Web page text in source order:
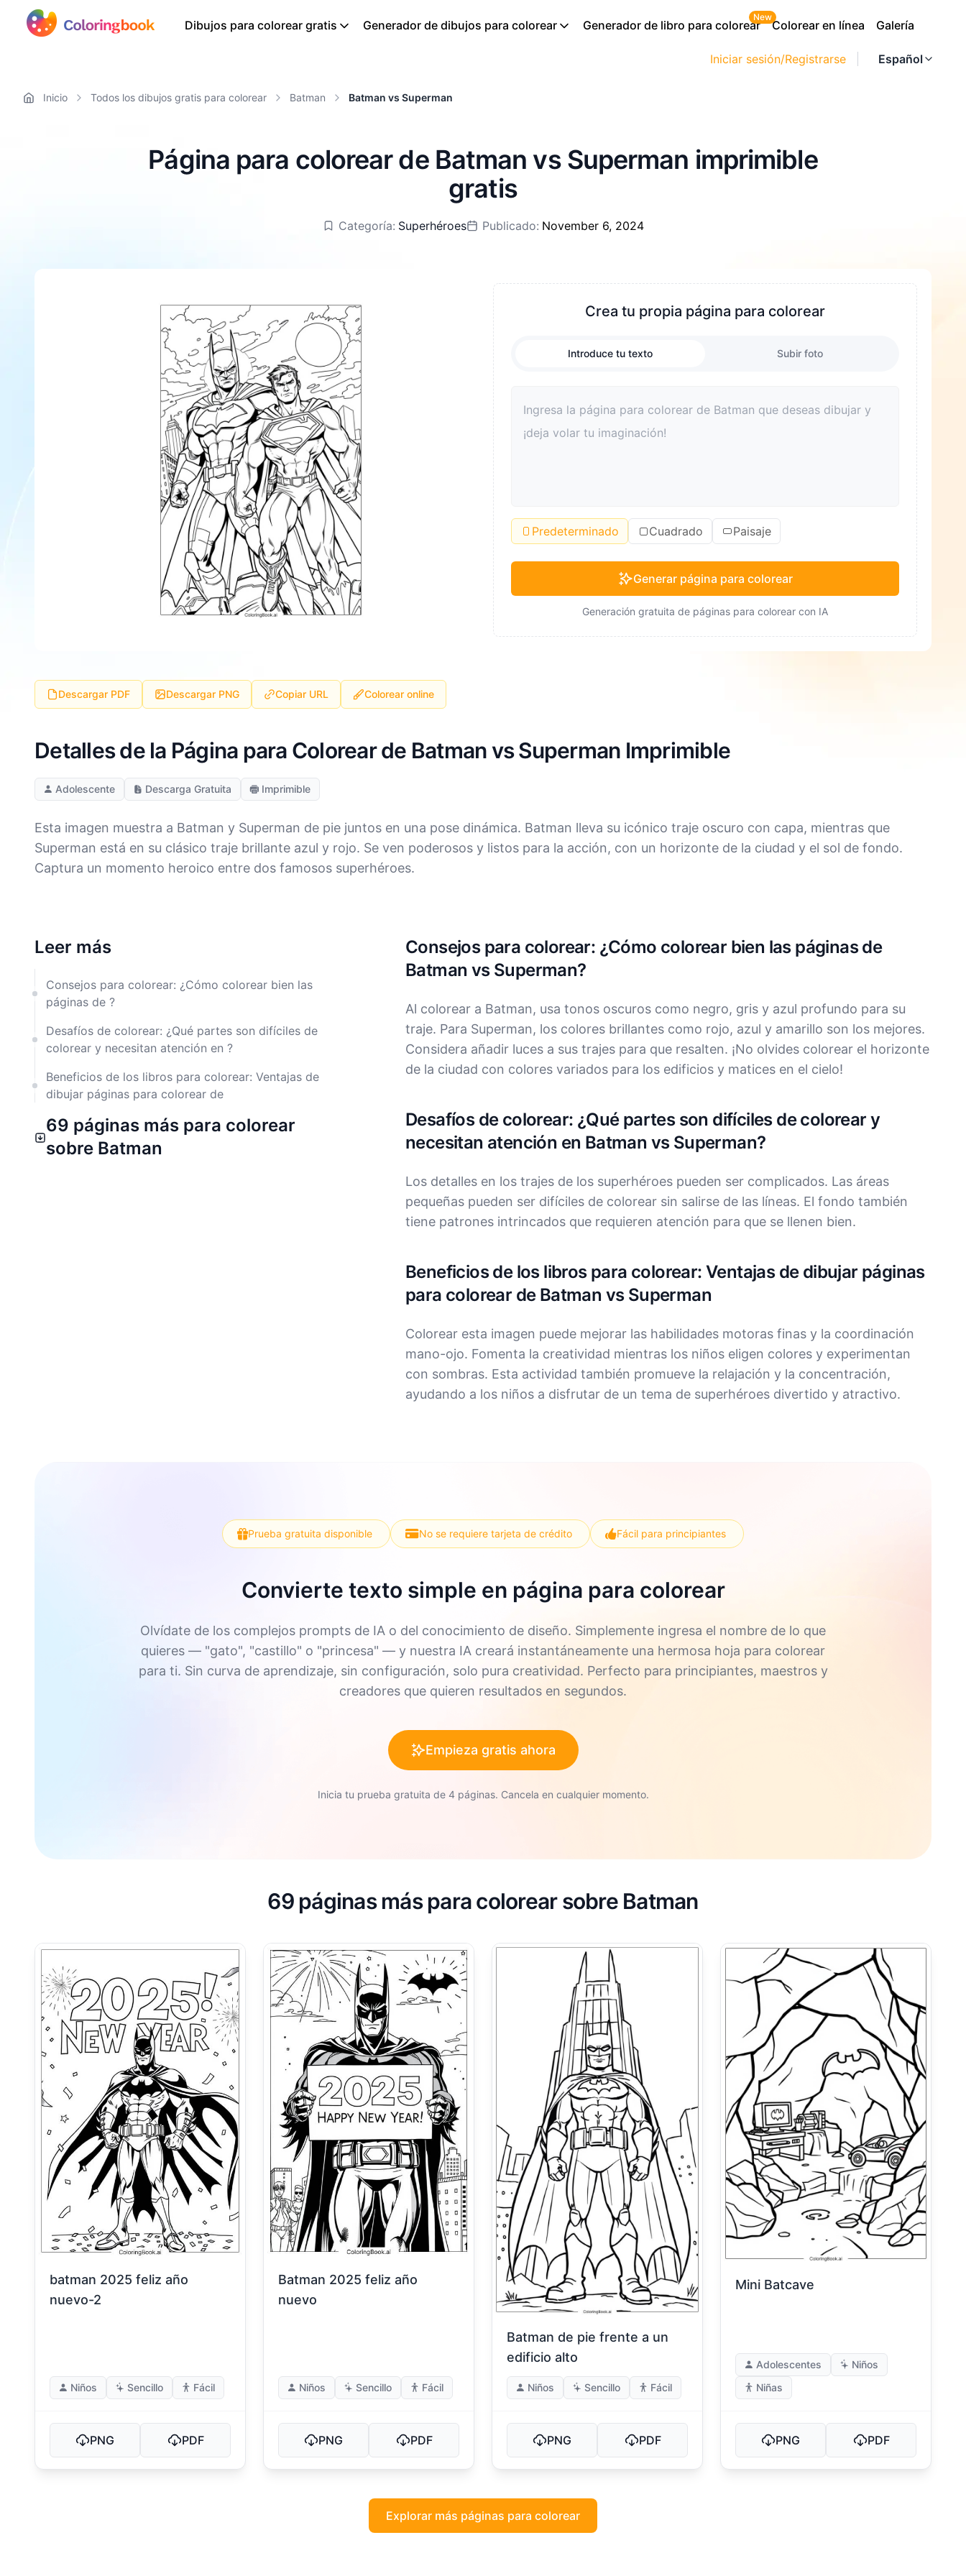
Iniciar sesión/Registrarse Español
Dibujos para colorear gratis Generador de dibujos para colorear Generador de libro para colorear
New
Colorear en línea Galería
Inicio Todos los dibujos gratis para colorear Batman Batman vs Superman
Página para colorear de Batman vs Superman imprimible
gratis
Categoría: Superhéroes Publicado: November 6, 2024
Crea tu propia página para colorear
Introduce tu texto Subir foto
Predeterminado Cuadrado Paisaje
Generar página para colorear
Generación gratuita de páginas para colorear con IA
Descargar PDF Descargar PNG Copiar URL Colorear online
Detalles de la Página para Colorear de Batman vs Superman Imprimible
Adolescente Descarga Gratuita Imprimible
Esta imagen muestra a Batman y Superman de pie juntos en una pose dinámica. Batman lleva su icónico traje oscuro con capa, mientras que
Superman está en su clásico traje brillante azul y rojo. Se ven poderosos y listos para la acción, con un horizonte de la ciudad y el sol de fondo.
Captura un momento heroico entre dos famosos superhéroes.
Leer más
Consejos para colorear: ¿Cómo colorear bien las
páginas de ?
Desafíos de colorear: ¿Qué partes son difíciles de
colorear y necesitan atención en ?
Beneficios de los libros para colorear: Ventajas de
dibujar páginas para colorear de
69 páginas más para colorear
sobre Batman
Consejos para colorear: ¿Cómo colorear bien las páginas de
Batman vs Superman?
Al colorear a Batman, usa tonos oscuros como negro, gris y azul profundo para su
traje. Para Superman, los colores brillantes como rojo, azul y amarillo son los mejores.
Considera añadir luces a sus trajes para que resalten. ¡No olvides colorear el horizonte
de la ciudad con colores variados para los edificios y matices en el cielo!
Desafíos de colorear: ¿Qué partes son difíciles de colorear y
necesitan atención en Batman vs Superman?
Los detalles en los trajes de los superhéroes pueden ser complicados. Las áreas
pequeñas pueden ser difíciles de colorear sin salirse de las líneas. El fondo también
tiene patrones intrincados que requieren atención para que se llenen bien.
Beneficios de los libros para colorear: Ventajas de dibujar páginas
para colorear de Batman vs Superman
Colorear esta imagen puede mejorar las habilidades motoras finas y la coordinación
mano-ojo. Fomenta la creatividad mientras los niños eligen colores y experimentan
con sombras. Esta actividad también promueve la relajación y la concentración,
ayudando a los niños a disfrutar de un tema de superhéroes divertido y atractivo.
Prueba gratuita disponible No se requiere tarjeta de crédito Fácil para principiantes
Convierte texto simple en página para colorear
Olvídate de los complejos prompts de IA o del conocimiento de diseño. Simplemente ingresa el nombre de lo que
quieres — "gato", "castillo" o "princesa" — y nuestra IA creará instantáneamente una hermosa hoja para colorear
para ti. Sin curva de aprendizaje, sin configuración, solo pura creatividad. Perfecto para principiantes, maestros y
creadores que quieren resultados en segundos.
Empieza gratis ahora
Inicia tu prueba gratuita de 4 páginas. Cancela en cualquier momento.
69 páginas más para colorear sobre Batman
batman 2025 feliz año
nuevo-2
Niños Sencillo Fácil
PNG PDF
Batman 2025 feliz año
nuevo
Niños Sencillo Fácil
PNG PDF
Batman de pie frente a un
edificio alto
Niños Sencillo Fácil
PNG PDF
Mini Batcave
Adolescentes
Niños
Niñas
PNG PDF
Explorar más páginas para colorear